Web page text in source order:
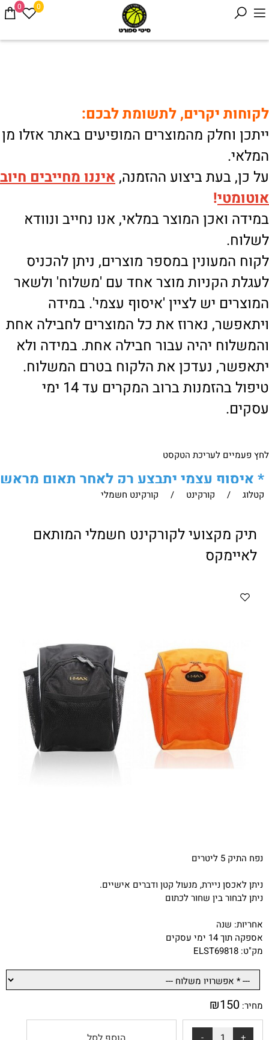
0 0
לקוחות יקרים, לתשומת לבכם:
ייתכן וחלק מהמוצרים המופיעים באתר אזלו מן
המלאי.
על כן, בעת ביצוע ההזמנה, איננו מחייבים חיוב
אוטומטי!
במידה ואכן המוצר במלאי, אנו נחייב ונוודא
לשלוח.
לקוח המעונין במספר מוצרים, ניתן להכניס
לעגלת הקניות מוצר אחד עם 'משלוח' ולשאר
המוצרים יש לציין 'איסוף עצמי'. במידה
ויתאפשר, נארוז את כל המוצרים לחבילה אחת
והמשלוח יהיה עבור חבילה אחת. במידה ולא
יתאפשר, נעדכן את הלקוח בטרם המשלוח.
טיפול בהזמנות ברוב המקרים עד 14 ימי
עסקים.
לחץ פעמיים לעריכת הטקסט
* איסוף עצמי יתבצע רק לאחר תאום מראש
של הלקוח מול נציגנו!
ווטצאפ(הודעות בלבד ):
052-8059900
מענה טלפוני:
בין השעות 9:00-17:00
citysport2@013.net
קטלוג / קורקינט / קורקינט חשמלי
תיק מקצועי לקורקינט חשמלי המותאם
לאיימקס
נפח התיק 5 ליטרים
ניתן לאכסן ניירת, מנעול קטן ודברים אישיים.
ניתן לבחור בין שחור לכתום
אחריות: שנה
אספקה תוך 14 ימי עסקים
מק"ט: ELST69818
מחיר: ₪150